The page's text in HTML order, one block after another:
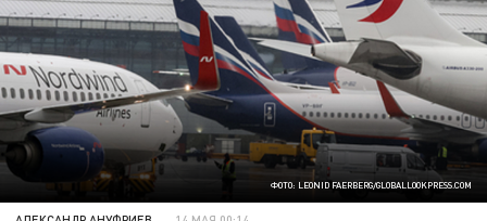
ФОТО: LEONID FAERBERG/GLOBALLOOKPRESS.COM